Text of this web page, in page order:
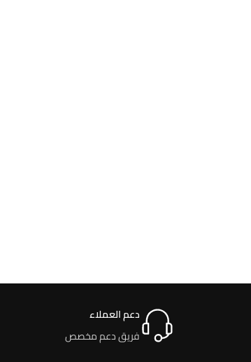
دعم العملاء
فريق دعم مخصص